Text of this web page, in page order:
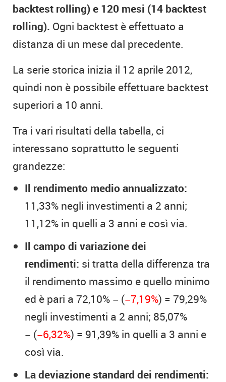
backtest rolling) e 120 mesi (14 backtest
rolling). Ogni backtest è effettuato a
distanza di un mese dal precedente.
La serie storica inizia il 12 aprile 2012,
quindi non è possibile effettuare backtest
superiori a 10 anni.
Tra i vari risultati della tabella, ci
interessano soprattutto le seguenti
grandezze:
Il rendimento medio annualizzato:
11,33% negli investimenti a 2 anni;
11,12% in quelli a 3 anni e così via.
Il campo di variazione dei
rendimenti: si tratta della differenza tra
il rendimento massimo e quello minimo
ed è pari a 72,10% − (−7,19%) = 79,29%
negli investimenti a 2 anni; 85,07%
− (−6,32%) = 91,39% in quelli a 3 anni e
così via.
La deviazione standard dei rendimenti: